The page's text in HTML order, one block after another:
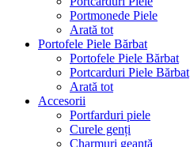
Portmonede Piele
Arată tot
Portofele Piele Bărbat
Portofele Piele Bărbat
Portcarduri Piele Bărbat
Arată tot
Accesorii
Portfarduri piele
Curele genți
Charmuri geantă